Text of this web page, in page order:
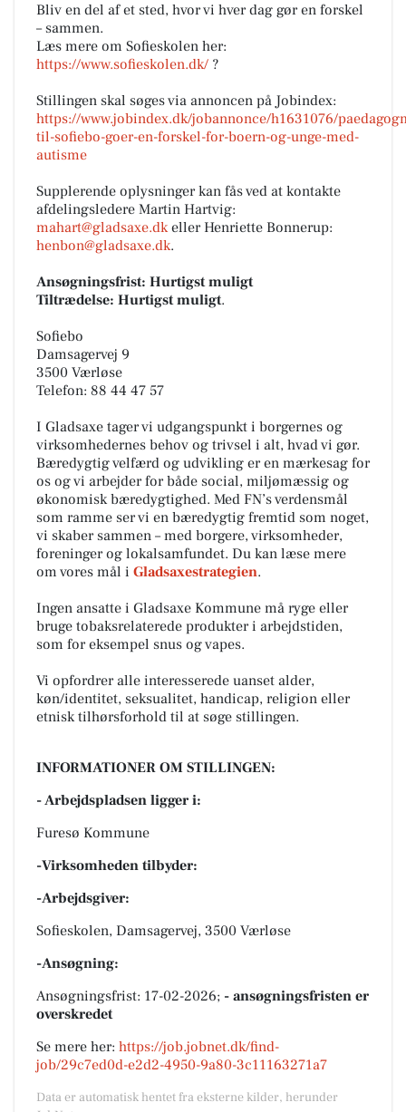
Bliv en del af et sted, hvor vi hver dag gør en forskel
– sammen.
Læs mere om Sofieskolen her:
https://www.sofieskolen.dk/ ?
Stillingen skal søges via annoncen på Jobindex:
https://www.jobindex.dk/jobannonce/h1631076/
til-sofiebo-goer-en-forskel-for-boern-og-unge-med-
autisme
Supplerende oplysninger kan fås ved at kontakte
afdelingsledere Martin Hartvig:
mahart@gladsaxe.dkeller Henriette Bonnerup:
henbon@gladsaxe.dk.
Ansøgningsfrist: Hurtigst muligt
Tiltrædelse: Hurtigst muligt.
Sofiebo
Damsagervej 9
3500 Værløse
Telefon: 88 44 47 57
I Gladsaxe tager vi udgangspunkt i borgernes og
virksomhedernes behov og trivsel i alt, hvad vi gør.
Bæredygtig velfærd og udvikling er en mærkesag for
os og vi arbejder for både social, miljømæssig og
økonomisk bæredygtighed. Med FN’s verdensmål
som ramme ser vi en bæredygtig fremtid som noget,
vi skaber sammen – med borgere, virksomheder,
foreninger og lokalsamfundet. Du kan læse mere
om vores mål i Gladsaxestrategien.
Ingen ansatte i Gladsaxe Kommune må ryge eller
bruge tobaksrelaterede produkter i arbejdstiden,
som for eksempel snus og vapes.
Vi opfordrer alle interesserede uanset alder,
køn/identitet, seksualitet, handicap, religion eller
etnisk tilhørsforhold til at søge stillingen.
INFORMATIONER OM STILLINGEN:
- Arbejdspladsen ligger i:
Furesø Kommune
-Virksomheden tilbyder:
-Arbejdsgiver:
Sofieskolen, Damsagervej, 3500 Værløse
-Ansøgning:
Ansøgningsfrist: 17-02-2026; - ansøgningsfristen er
overskredet
Se mere her: https://job.jobnet.dk/find-
job/29c7ed0d-e2d2-4950-9a80-3c11163271a7
Data er automatisk hentet fra eksterne kilder, herunder